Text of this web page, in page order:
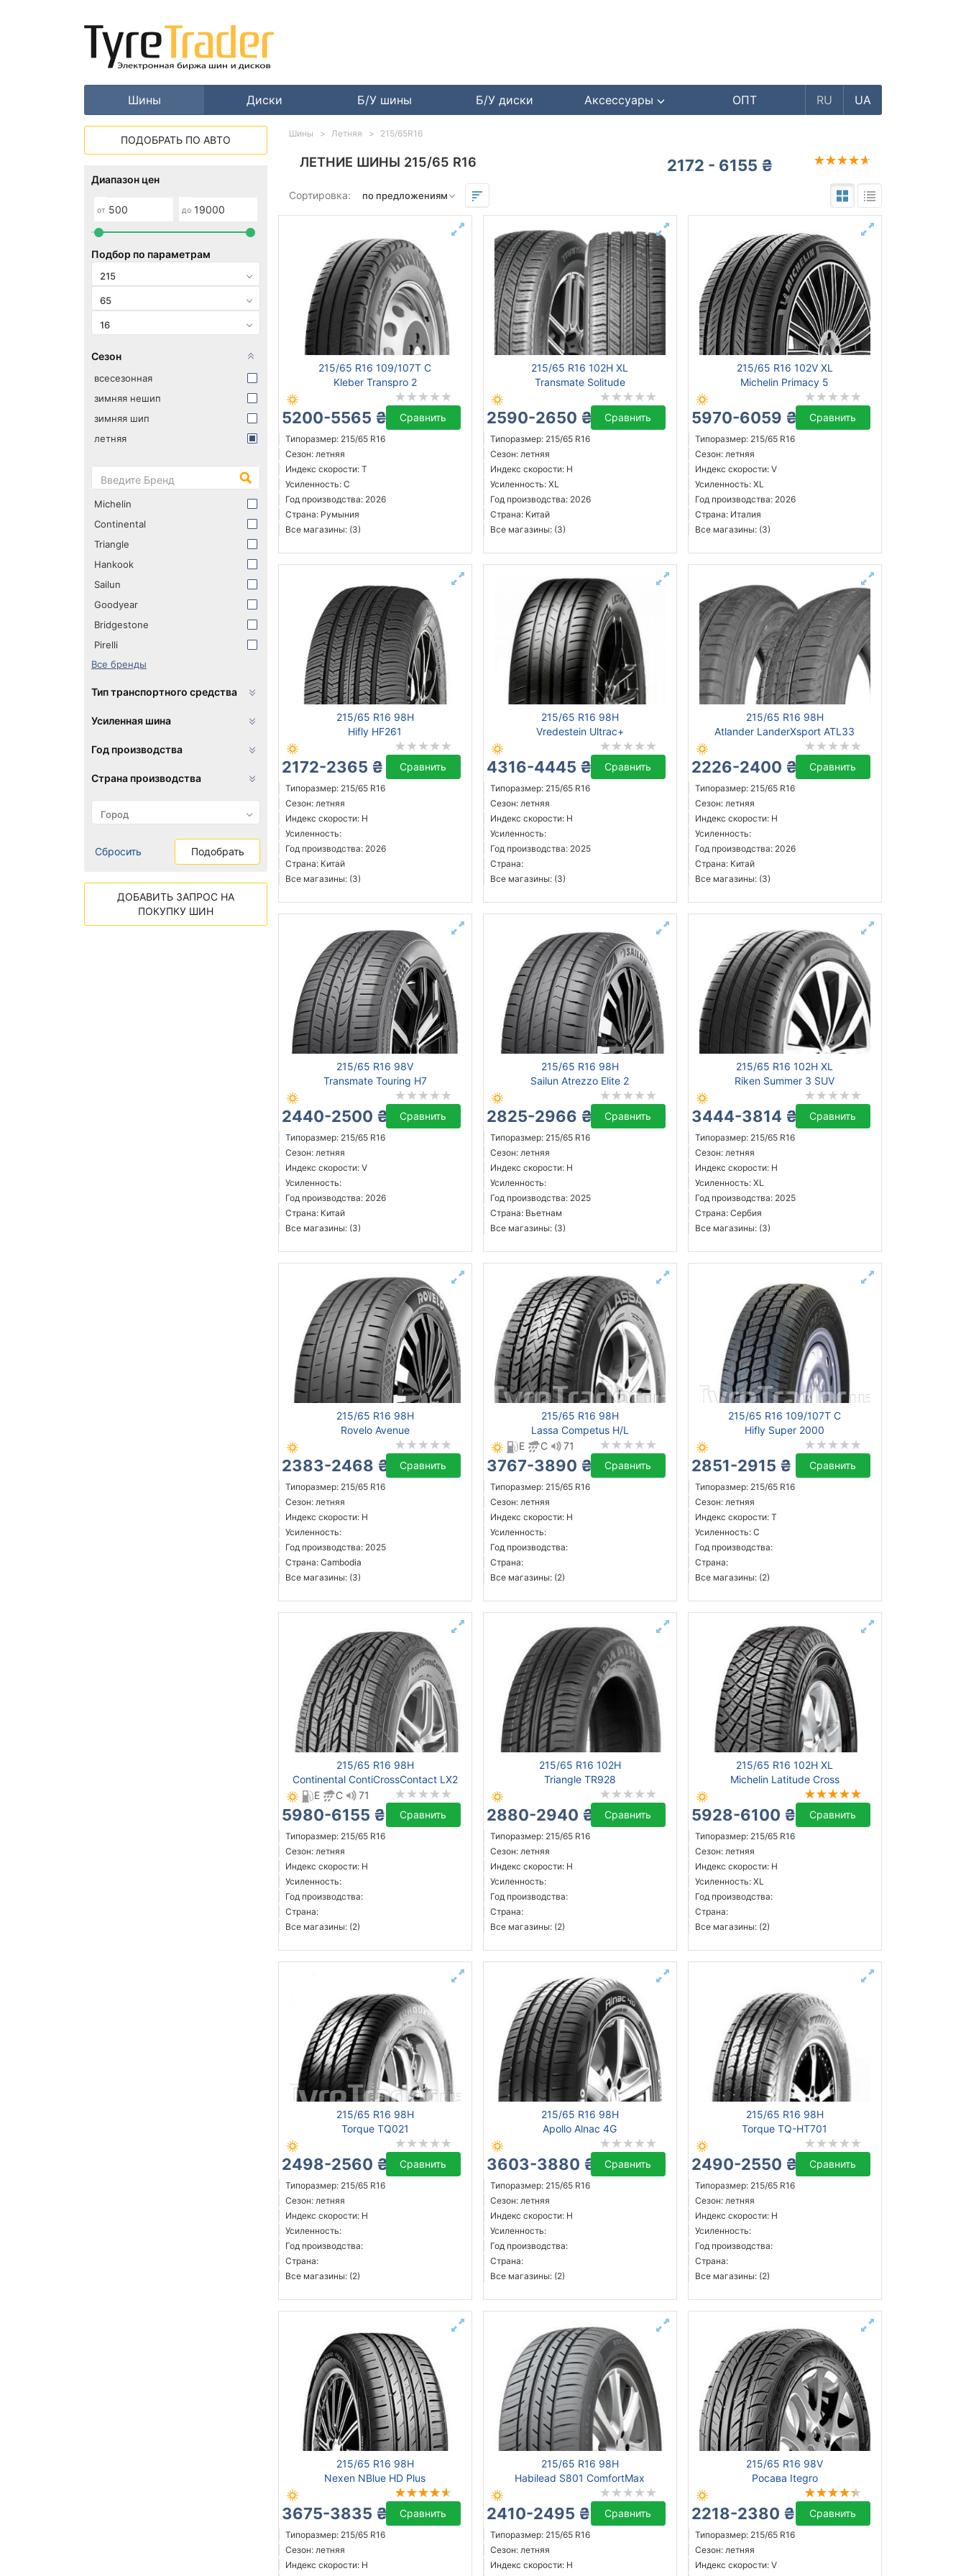
Шины Диски Б/У шины Б/У диски Аксессуары ОПТ RU UA
ЛЕТНИЕ ШИНЫ 215/65 R16 2172 - 6155 ₴
Сортировка:
215/65 R16 109/107T C
Kleber Transpro 2
5200-5565 ₴ Сравнить
Типоразмер: 215/65 R16
Сезон: летняя
Индекс скорости: T
Усиленность: C
Год производства: 2026
Страна: Румыния
Все магазины: (3)
215/65 R16 102H XL
Transmate Solitude
2590-2650 ₴ Сравнить
Типоразмер: 215/65 R16
Сезон: летняя
Индекс скорости: H
Усиленность: XL
Год производства: 2026
Страна: Китай
Все магазины: (3)
215/65 R16 102V XL
Michelin Primacy 5
5970-6059 ₴ Сравнить
Типоразмер: 215/65 R16
Сезон: летняя
Индекс скорости: V
Усиленность: XL
Год производства: 2026
Страна: Италия
Все магазины: (3)
215/65 R16 98H
Hifly HF261
2172-2365 ₴ Сравнить
Типоразмер: 215/65 R16
Сезон: летняя
Индекс скорости: H
Усиленность:
Год производства: 2026
Страна: Китай
Все магазины: (3)
215/65 R16 98H
Vredestein Ultrac+
4316-4445 ₴ Сравнить
Типоразмер: 215/65 R16
Сезон: летняя
Индекс скорости: H
Усиленность:
Год производства: 2025
Страна:
Все магазины: (3)
215/65 R16 98H
Atlander LanderXsport ATL33
2226-2400 ₴ Сравнить
Типоразмер: 215/65 R16
Сезон: летняя
Индекс скорости: H
Усиленность:
Год производства: 2026
Страна: Китай
Все магазины: (3)
215/65 R16 98V
Transmate Touring H7
2440-2500 ₴ Сравнить
Типоразмер: 215/65 R16
Сезон: летняя
Индекс скорости: V
Усиленность:
Год производства: 2026
Страна: Китай
Все магазины: (3)
215/65 R16 98H
Sailun Atrezzo Elite 2
2825-2966 ₴ Сравнить
Типоразмер: 215/65 R16
Сезон: летняя
Индекс скорости: H
Усиленность:
Год производства: 2025
Страна: Вьетнам
Все магазины: (3)
215/65 R16 102H XL
Riken Summer 3 SUV
3444-3814 ₴ Сравнить
Типоразмер: 215/65 R16
Сезон: летняя
Индекс скорости: H
Усиленность: XL
Год производства: 2025
Страна: Сербия
Все магазины: (3)
215/65 R16 98H
Rovelo Avenue
2383-2468 ₴ Сравнить
Типоразмер: 215/65 R16
Сезон: летняя
Индекс скорости: H
Усиленность:
Год производства: 2025
Страна: Cambodia
Все магазины: (3)
215/65 R16 98H
Lassa Competus H/L
E
C 71
3767-3890 ₴ Сравнить
Типоразмер: 215/65 R16
Сезон: летняя
Индекс скорости: H
Усиленность:
Год производства:
Страна:
Все магазины: (2)
215/65 R16 109/107T C
Hifly Super 2000
2851-2915 ₴ Сравнить
Типоразмер: 215/65 R16
Сезон: летняя
Индекс скорости: T
Усиленность: C
Год производства:
Страна:
Все магазины: (2)
215/65 R16 98H
Continental ContiCrossContact LX2
E
C 71
5980-6155 ₴ Сравнить
Типоразмер: 215/65 R16
Сезон: летняя
Индекс скорости: H
Усиленность:
Год производства:
Страна:
Все магазины: (2)
215/65 R16 102H
Triangle TR928
2880-2940 ₴ Сравнить
Типоразмер: 215/65 R16
Сезон: летняя
Индекс скорости: H
Усиленность:
Год производства:
Страна:
Все магазины: (2)
215/65 R16 102H XL
Michelin Latitude Cross
5928-6100 ₴ Сравнить
Типоразмер: 215/65 R16
Сезон: летняя
Индекс скорости: H
Усиленность: XL
Год производства:
Страна:
Все магазины: (2)
215/65 R16 98H
Torque TQ021
2498-2560 ₴ Сравнить
Типоразмер: 215/65 R16
Сезон: летняя
Индекс скорости: H
Усиленность:
Год производства:
Страна:
Все магазины: (2)
215/65 R16 98H
Apollo Alnac 4G
3603-3880 ₴ Сравнить
Типоразмер: 215/65 R16
Сезон: летняя
Индекс скорости: H
Усиленность:
Год производства:
Страна:
Все магазины: (2)
215/65 R16 98H
Torque TQ-HT701
2490-2550 ₴ Сравнить
Типоразмер: 215/65 R16
Сезон: летняя
Индекс скорости: H
Усиленность:
Год производства:
Страна:
Все магазины: (2)
215/65 R16 98H
Nexen NBlue HD Plus
3675-3835 ₴ Сравнить
Типоразмер: 215/65 R16
Сезон: летняя
Индекс скорости: H
215/65 R16 98H
Habilead S801 ComfortMax
2410-2495 ₴ Сравнить
Типоразмер: 215/65 R16
Сезон: летняя
Индекс скорости: H
215/65 R16 98V
Росава Itegro
2218-2380 ₴ Сравнить
Типоразмер: 215/65 R16
Сезон: летняя
Индекс скорости: V
Шины Летняя 215/65R16
ПОДОБРАТЬ ПО АВТО
Диапазон цен
от до
Подбор по параметрам
215
65
16
Сезон
всесезонная
зимняя нешип
зимняя шип
летняя
Michelin
Continental
Triangle
Hankook
Sailun
Goodyear
Bridgestone
Pirelli
Все бренды
Тип транспортного средства
Усиленная шина
Год производства
Страна производства
Сбросить Подобрать
ДОБАВИТЬ ЗАПРОС НА
ПОКУПКУ ШИН